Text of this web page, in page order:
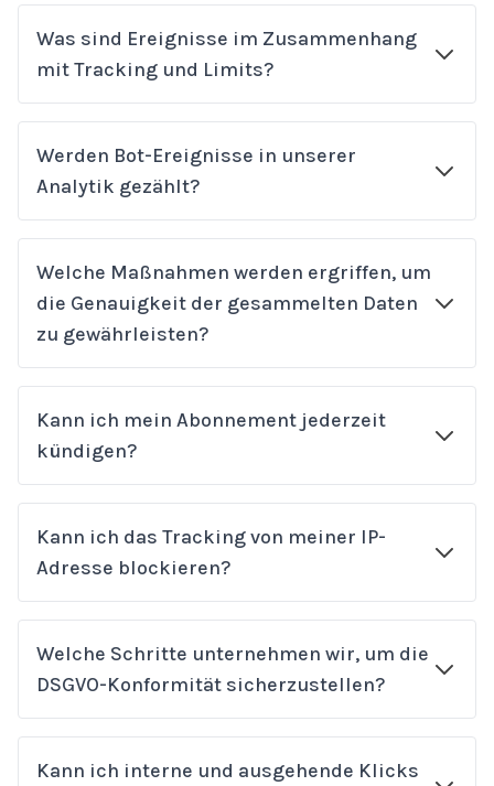
Was sind Ereignisse im Zusammenhang
mit Tracking und Limits?
Werden Bot-Ereignisse in unserer
Analytik gezählt?
Welche Maßnahmen werden ergriffen, um
die Genauigkeit der gesammelten Daten
zu gewährleisten?
Kann ich mein Abonnement jederzeit
kündigen?
Kann ich das Tracking von meiner IP-
Adresse blockieren?
Welche Schritte unternehmen wir, um die
DSGVO-Konformität sicherzustellen?
Kann ich interne und ausgehende Klicks